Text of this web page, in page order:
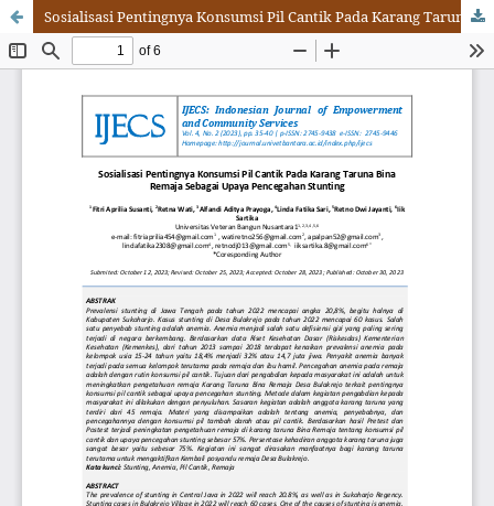
Sosialisasi Pentingnya Konsumsi Pil Cantik Pada Karang Taruna Bina Remaja Sebagai Upaya Pencegahan Stunting